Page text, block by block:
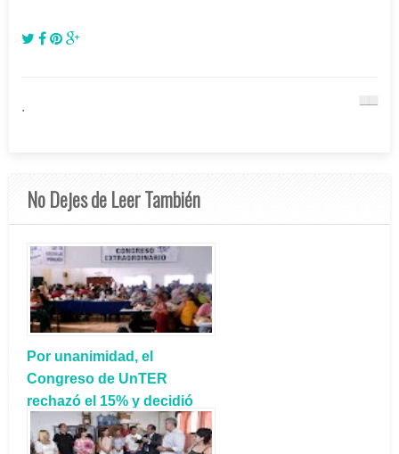
.
No Dejes de Leer También
Por unanimidad, el
Congreso de UnTER
rechazó el 15% y decidió
llevar adelante medidas de
fuerza